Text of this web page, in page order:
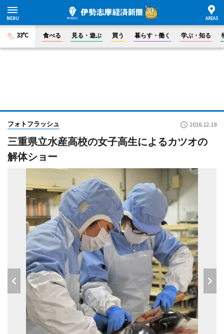
33°C 食べる 見る・遊ぶ 買う 暮らす・働く 学ぶ・知る
フォトフラッシュ 2016.12.19
三重県立水産高校の女子高生によるカツオの
解体ショー